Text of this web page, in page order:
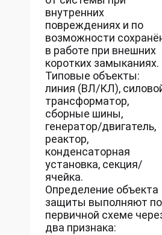
внутренних
повреждениях и по
возможности
в работе при внешних
коротких замыканиях.
Типовые объекты:
линия (ВЛ/КЛ),
трансформатор,
сборные шины,
генератор/двигатель,
реактор,
конденсаторная
установка, секция/
ячейка.
Определение объекта
защиты выполняют по
первичной схеме
два признака: